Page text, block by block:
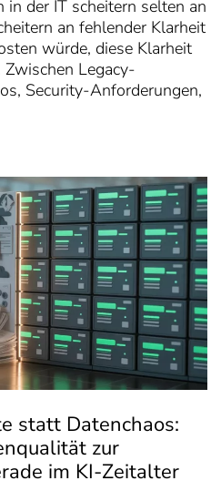
der IT scheitern selten an
an fehlender Klarheit
würde, diese Klarheit
Zwischen Legacy-
Security-Anforderungen,
statt Datenchaos:
zur
im KI-Zeitalter